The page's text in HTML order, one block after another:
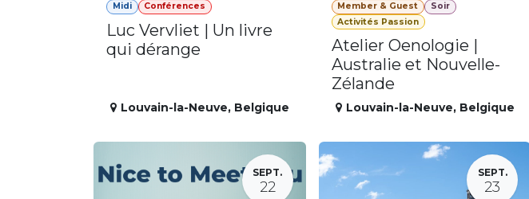
Midi Conférences
Luc Vervliet | Un livre
qui dérange
Louvain-la-Neuve, Belgique
Member & Guest
Soir
Activités Passion
Atelier Oenologie |
Australie et Nouvelle-
Zélande
Louvain-la-Neuve, Belgique
SEPT.
22
SEPT.
23